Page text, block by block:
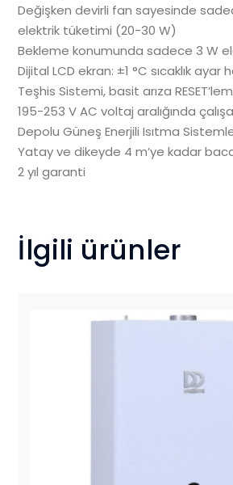
Değişken devirli fan sayesinde
elektrik tüketimi (20-30 W)
Bekleme konumunda sadece 3 W
Dijital LCD ekran: ±1 °C sıcaklık ayar
Teşhis Sistemi, basit arıza
195-253 V AC voltaj aralığında
Depolu Güneş Enerjili Isıtma
Yatay ve dikeyde 4 m’ye kadar
2 yıl garanti
İlgili ürünler